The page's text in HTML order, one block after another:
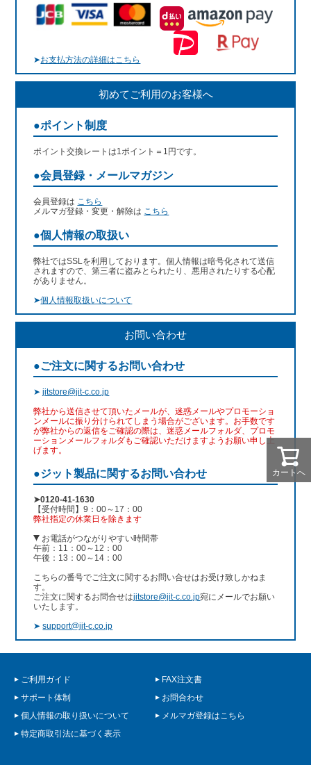
カートへ
➤お支払方法の詳細はこちら
初めてご利用のお客様へ
●ポイント制度
ポイント交換レートは1ポイント＝1円です。
●会員登録・メールマガジン
会員登録は こちら
メルマガ登録・変更・解除は こちら
●個人情報の取扱い
弊社ではSSLを利用しております。個人情報は暗号化されて送信
されますので、第三者に盗みとられたり、悪用されたりする心配
がありません。
➤個人情報取扱いについて
お問い合わせ
●ご注文に関するお問い合わせ
➤jitstore@jit-c.co.jp
弊社から送信させて頂いたメールが、迷惑メールやプロモーショ
ンメールに振り分けられてしまう場合がございます。お手数です
が弊社からの返信をご確認の際は、迷惑メールフォルダ、プロモ
ーションメールフォルダもご確認いただけますようお願い申し上
げます。
●ジット製品に関するお問い合わせ
➤0120-41-1630
【受付時間】9：00～17：00
弊社指定の休業日を除きます
お電話がつながりやすい時間帯
午前：11：00～12：00
午後：13：00～14：00
こちらの番号でご注文に関するお問い合せはお受け致しかねま
す。
ご注文に関するお問合せはjitstore@jit-c.co.jp宛にメールでお願い
いたします。
➤support@jit-c.co.jp
ご利用ガイド
FAX注文書
サポート体制
お問合わせ
個人情報の取り扱いについて
メルマガ登録はこちら
特定商取引法に基づく表示